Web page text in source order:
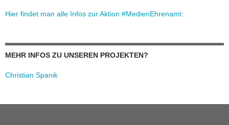
Hier findet man alle Infos zur Aktion #MedienEhrenamt:
MEHR INFOS ZU UNSEREN PROJEKTEN?
Christian Spanik